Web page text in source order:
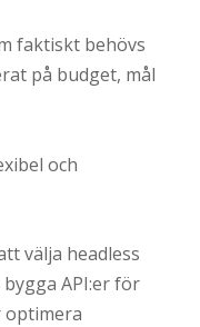
faktiskt behövs
på budget, mål
och
välja headless
API:er för
optimera